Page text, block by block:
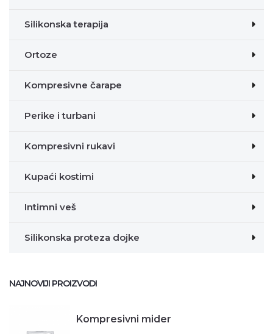
Silikonska terapija
Ortoze
Kompresivne čarape
Perike i turbani
Kompresivni rukavi
Kupaći kostimi
Intimni veš
Silikonska proteza dojke
NAJNOVIJI PROIZVODI
Kompresivni mider